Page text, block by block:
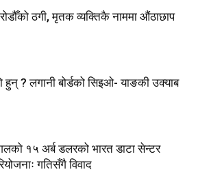
ठगी, मृतक व्यक्तिकै नाममा औंठाछाप
हुन् ? लगानी बोर्डको सिइओ- याङकी उक्याब
१५ अर्ब डलरको भारत डाटा सेन्टर
गतिसँगै विवाद